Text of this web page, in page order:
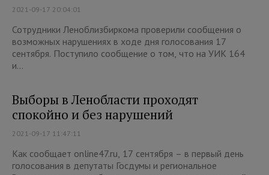
2021-09-17 20:04:01
Сотрудники Леноблизбиркома проверили сообщения о
возможных нарушениях в ходе дня голосования 17
сентября. Поступило сообщение о том, что на УИК 164
и...
Выборы в Ленобласти проходят
спокойно и без нарушений
2021-09-17 11:47:11
Как сообщает online47.ru, 17 сентября – в первый день
голосования в депутаты Госдумы и региональное